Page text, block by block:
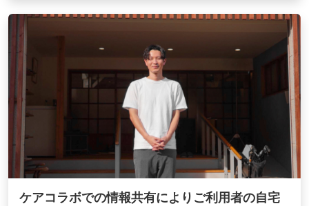
ケアコラボでの情報共有によりご利用者の自宅